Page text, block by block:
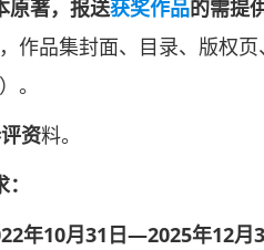
原著，报送获奖作品的需提
作品集封面、目录、版权
。
资料。
年10月31日—2025年12月